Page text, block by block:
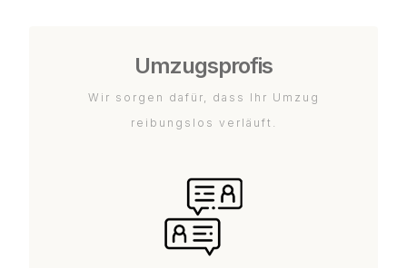
Umzugsprofis
Wir sorgen dafür, dass Ihr Umzug
reibungslos verläuft.